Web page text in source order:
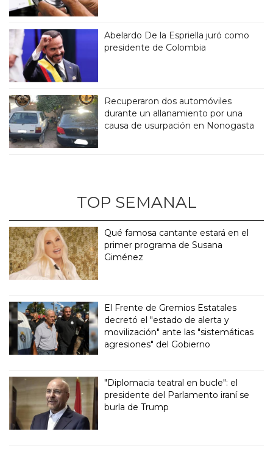
Abelardo De la Espriella juró como
presidente de Colombia
Recuperaron dos automóviles
durante un allanamiento por una
causa de usurpación en Nonogasta
TOP SEMANAL
Qué famosa cantante estará en el
primer programa de Susana
Giménez
El Frente de Gremios Estatales
decretó el "estado de alerta y
movilización" ante las "sistemáticas
agresiones" del Gobierno
"Diplomacia teatral en bucle": el
presidente del Parlamento iraní se
burla de Trump